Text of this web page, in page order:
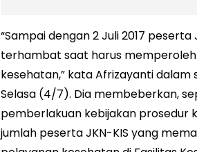
“Sampai dengan 2 Juli 2017 peserta
terhambat saat harus
kesehatan,” kata Afrizayanti dalam
Selasa (4/7). Dia membeberkan,
pemberlakuan kebijakan prosedur
jumlah peserta JKN-KIS yang